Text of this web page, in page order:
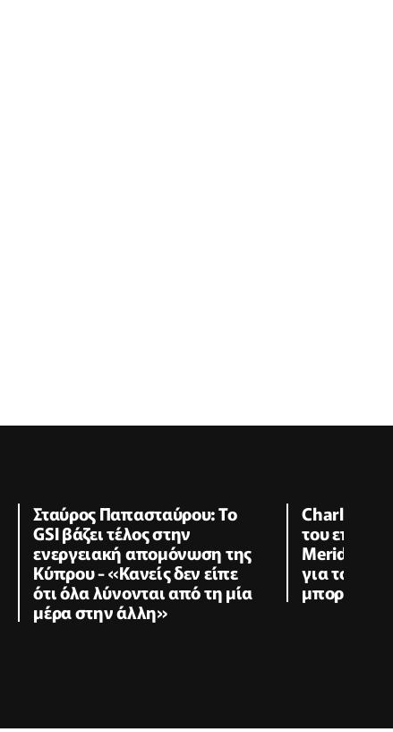
Σταύρος Παπασταύρου: Το
GSI βάζει τέλος στην
ενεργειακή απομόνωση της
Κύπρου - «Κανείς δεν είπε
ότι όλα λύνονται από τη μία
μέρα στην άλλη»
Charles
του
Meridiam
για τον
μπορεί να